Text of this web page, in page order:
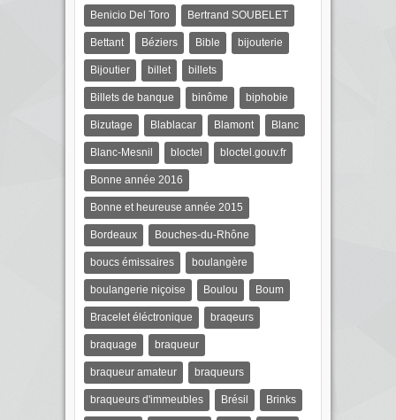
Benicio Del Toro Bertrand SOUBELET
Bettant Béziers Bible bijouterie
Bijoutier billet billets
Billets de banque binôme biphobie
Bizutage Blablacar Blamont Blanc
Blanc-Mesnil bloctel bloctel.gouv.fr
Bonne année 2016
Bonne et heureuse année 2015
Bordeaux Bouches-du-Rhône
boucs émissaires boulangère
boulangerie niçoise Boulou Boum
Bracelet éléctronique braqeurs
braquage braqueur
braqueur amateur braqueurs
braqueurs d'immeubles Brésil Brinks